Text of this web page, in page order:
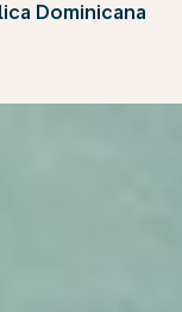
Dominicana